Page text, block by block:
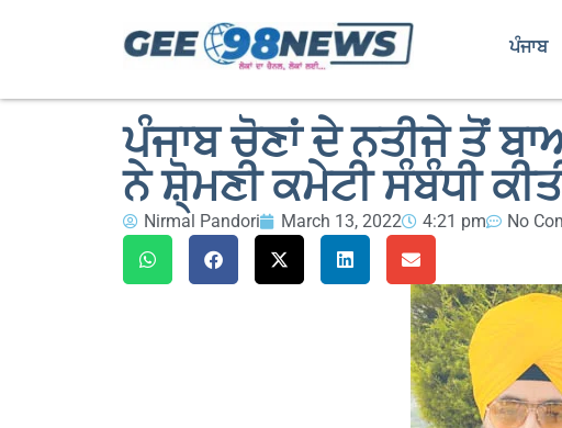
ਪੰਜਾਬ
ਪੰਜਾਬ ਚੋਣਾਂ ਦੇ ਨਤੀਜੇ ਤੋਂ
ਨੇ ਸ਼ੋ੍ਮਣੀ ਕਮੇਟੀ ਸੰਬੰਧੀ
Nirmal Pandori March 13, 2022 4:21 pm No